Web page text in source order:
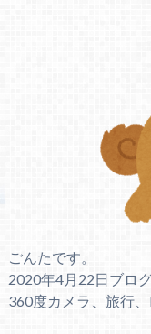
ごんたです。
2020年4月22日ブロ
360度カメラ、旅行